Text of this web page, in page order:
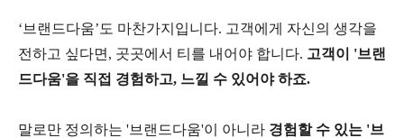
‘브랜드다움’도 마찬가지입니다. 고객에게 자신의 생각을
전하고 싶다면, 곳곳에서 티를 내어야 합니다. 고객이 '브랜
드다움'을 직접 경험하고, 느낄 수 있어야 하죠.
말로만 정의하는 '브랜드다움'이 아니라 경험할 수 있는 '브